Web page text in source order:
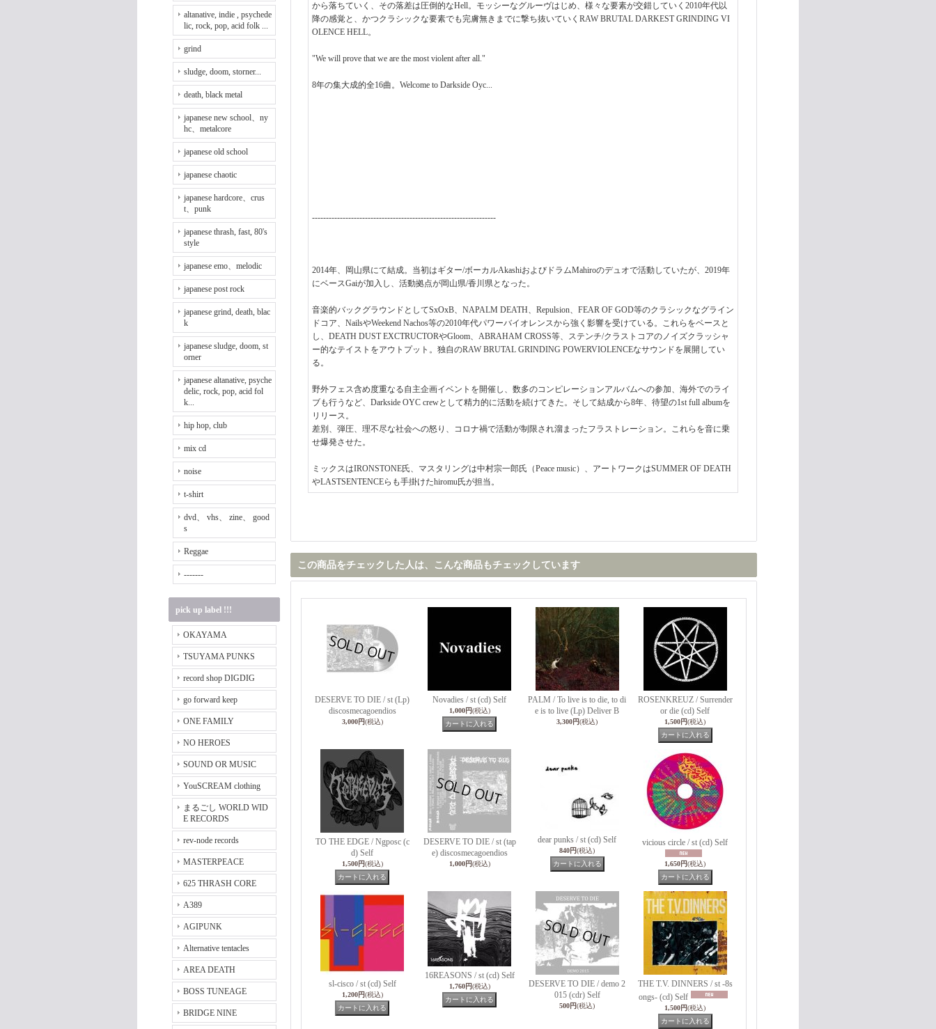
altanative, indie , psychede
lic, rock, pop, acid folk ...
grind
sludge, doom, storner...
death, black metal
japanese new school、ny
hc、metalcore
japanese old school
japanese chaotic
japanese hardcore、crus
t、punk
japanese thrash, fast, 80's
style
japanese emo、melodic
japanese post rock
japanese grind, death, blac
k
japanese sludge, doom, st
orner
japanese altanative, psyche
delic, rock, pop, acid fol
k...
hip hop, club
mix cd
noise
t-shirt
dvd、 vhs、 zine、 good
s
Reggae
-------
pick up label !!!
OKAYAMA
TSUYAMA PUNKS
record shop DIGDIG
go forward keep
ONE FAMILY
NO HEROES
SOUND OR MUSIC
YouSCREAM clothing
まるごし WORLD WID
E RECORDS
rev-node records
MASTERPEACE
625 THRASH CORE
A389
AGIPUNK
Alternative tentacles
AREA DEATH
BOSS TUNEAGE
BRIDGE NINE
から落ちていく、その落差は圧倒的なHell。モッシーなグルーヴはじめ、様々な要素が交錯していく2010年代以
降の感覚と、かつクラシックな要素でも完膚無きまでに撃ち抜いていくRAW BRUTAL DARKEST GRINDING VI
OLENCE HELL。
"We will prove that we are the most violent after all."
8年の集大成的全16曲。Welcome to Darkside Oyc...
------------------------------------------------------------------
2014年、岡山県にて結成。当初はギター/ボーカルAkashiおよびドラムMahiroのデュオで活動していたが、2019年
にベースGaiが加入し、活動拠点が岡山県/香川県となった。
音楽的バックグラウンドとしてSxOxB、NAPALM DEATH、Repulsion、FEAR OF GOD等のクラシックなグライン
ドコア、NailsやWeekend Nachos等の2010年代パワーバイオレンスから強く影響を受けている。これらをベースと
し、DEATH DUST EXCTRUCTORやGloom、ABRAHAM CROSS等、ステンチ/クラストコアのノイズクラッシャ
ー的なテイストをアウトプット。独自のRAW BRUTAL GRINDING POWERVIOLENCEなサウンドを展開してい
る。
野外フェス含め度重なる自主企画イベントを開催し、数多のコンピレーションアルバムへの参加、海外でのライ
ブも行うなど、Darkside OYC crewとして精力的に活動を続けてきた。そして結成から8年、待望の1st full albumを
リリース。
差別、弾圧、理不尽な社会への怒り、コロナ禍で活動が制限され溜まったフラストレーション。これらを音に乗
せ爆発させた。
ミックスはIRONSTONE氏、マスタリングは中村宗一郎氏（Peace music）、アートワークはSUMMER OF DEATH
やLASTSENTENCEらも手掛けたhiromu氏が担当。
この商品をチェックした人は、こんな商品もチェックしています
DESERVE TO DIE / st (Lp)
discosmecagoendios
3,000円(税込)
Novadies / st (cd) Self
1,000円(税込)
PALM / To live is to die, to di
e is to live (Lp) Deliver B
3,300円(税込)
ROSENKREUZ / Surrender
or die (cd) Self
1,500円(税込)
TO THE EDGE / Ngposc (c
d) Self
1,500円(税込)
DESERVE TO DIE / st (tap
e) discosmecagoendios
1,000円(税込)
dear punks / st (cd) Self
840円(税込)
vicious circle / st (cd) Self
1,650円(税込)
sl-cisco / st (cd) Self
1,200円(税込)
16REASONS / st (cd) Self
1,760円(税込)
DESERVE TO DIE / demo 2
015 (cdr) Self
500円(税込)
THE T.V. DINNERS / st -8s
ongs- (cd) Self
1,500円(税込)